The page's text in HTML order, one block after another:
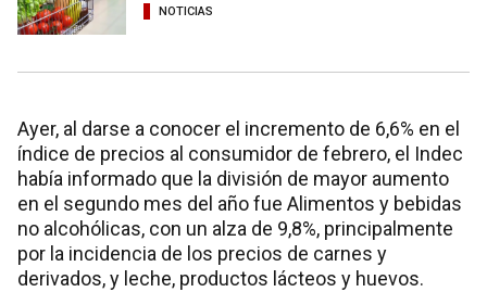
NOTICIAS
Ayer, al darse a conocer el incremento de 6,6% en el
índice de precios al consumidor de febrero, el Indec
había informado que la división de mayor aumento
en el segundo mes del año fue Alimentos y bebidas
no alcohólicas, con un alza de 9,8%, principalmente
por la incidencia de los precios de carnes y
derivados, y leche, productos lácteos y huevos.